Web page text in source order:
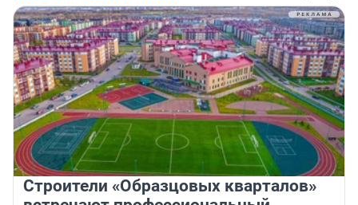
Строители «Образцовых кварталов»